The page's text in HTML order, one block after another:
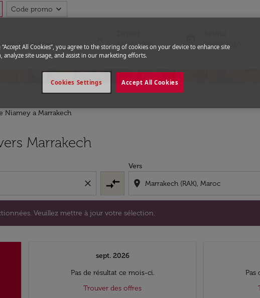
Code promo expand_more
fc-booking-departure-date-aria-label
13/08/2026
fc-booking-
20/08/2026
Niamey a Marrakech
Marrakech
close compare_arrows
Vers
location_on
Veuillez mettre à jour votre sélection.
Veuillez mettre à jour votre sélection.
sept. 2026
Pas de résultat ce mois-ci.
Trouver des offres
Pas
“Accept All Cookies”, you agree to the storing of cookies on your device to enhance site
analyze site usage, and assist in our marketing efforts.
Accept All Cookies
Cookies Settings